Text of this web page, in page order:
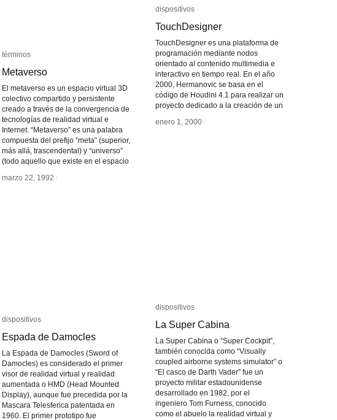
dispositivos
TouchDesigner
TouchDesigner es una plataforma de
programación mediante nodos
orientado al contenido multimedia e
interactivo en tiempo real. En el año
2000, Hermanovic se basa en el
código de Houdini 4.1 para realizar un
proyecto dedicado a la creación de un
enero 1, 2000 /
dispositivos
TouchDesigner
enero 1, 2000 /
términos
Metaverso
El metaverso es un espacio virtual 3D
colectivo compartido y persistente
creado a través de la convergencia de
tecnologías de realidad virtual e
Internet. “Metaverso” es una palabra
compuesta del prefijo “meta” (superior,
más allá, trascendental) y “universo”
(todo aquello que existe en el espacio
marzo 22, 1992 /
términos
Metaverso
marzo 22, 1992 /
dispositivos
La Super Cabina
La Super Cabina o “Super Cockpit”,
también conocida como “Visually
coupled airborne systems simulator” o
“El casco de Darth Vader” fue un
proyecto militar estadounidense
desarrollado en 1982, por el
ingeniero Tom Furness, conocido
como el abuelo la realidad virtual y
dispositivos
La Super Cabina
dispositivos
Espada de Damocles
La Espada de Damocles (Sword of
Damocles) es considerado el primer
visor de realidad virtual y realidad
aumentada o HMD (Head Mounted
Display), aunque fue precedida por la
Mascara Telesferica patentada en
1960. El primer prototipo fue
dispositivos
Espada de Damocles